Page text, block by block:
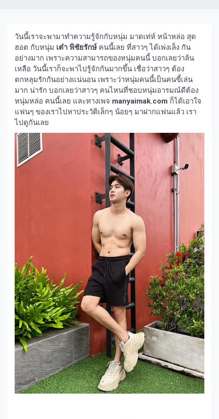
วันนี้เราจะพามาทำความรู้จักกับหนุ่ม มาดเท่ห์ หน้าหล่อ สุด
ฮอต กับหนุ่ม เต๋า พิชัยรักษ์ คนนี้เลย ที่สาวๆ ได้เพ่งเล็ง กัน
อย่างมาก เพราะความสามารถของหนุ่มคนนี้ บอกเลยว่าล้น
เหลือ วันนี้เราก็จะพาไปรู้จักกันมากขึ้น เชื่อว่าสาวๆ ต้อง
ตกหลุมรักกันอย่างแน่นอน เพราะว่าหนุ่มคนนี้เป็นคนขี้เล่น
มาก น่ารัก บอกเลยว่าสาวๆ คนไหนที่ชอบหนุ่มอารมณ์ดีต้อง
หนุ่มหล่อ คนนี้เลย และทางเพจ manyaimak.com ก็ได้เอาใจ
แฟนๆ ของเราไปหาประวัติเล็กๆ น้อยๆ มาฝากแฟนแล้ว เรา
ไปดูกันเลย